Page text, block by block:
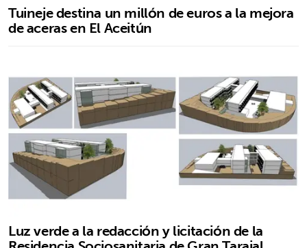
Tuineje destina un millón de euros a la mejora
de aceras en El Aceitún
Luz verde a la redacción y licitación de la